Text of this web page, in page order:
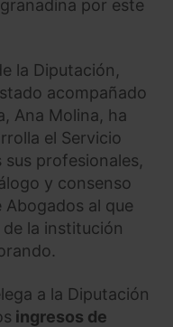
por este
la Diputación,
acompañado
Ana Molina, ha
el Servicio
profesionales,
y consenso
al que
la institución
a la Diputación
ingresos de